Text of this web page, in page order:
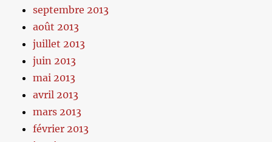
septembre 2013
août 2013
juillet 2013
juin 2013
mai 2013
avril 2013
mars 2013
février 2013